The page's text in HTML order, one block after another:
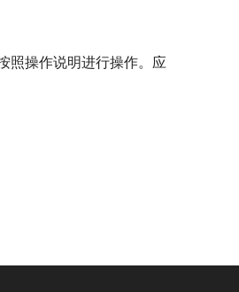
照操作说明进行操作。应